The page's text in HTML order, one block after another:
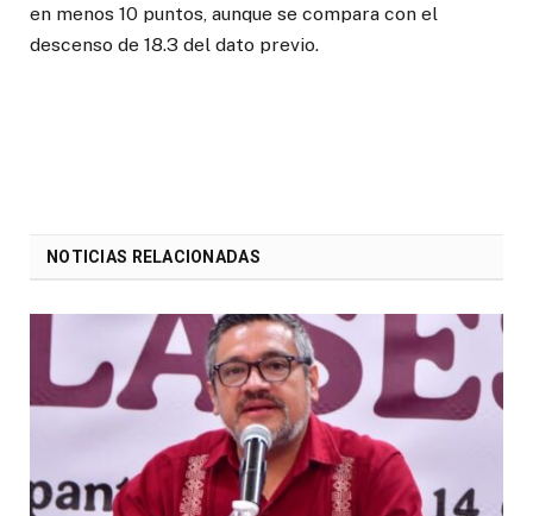
en menos 10 puntos, aunque se compara con el
descenso de 18.3 del dato previo.
NOTICIAS RELACIONADAS